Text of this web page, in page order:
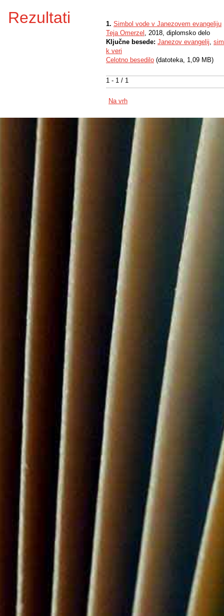
Rezultati
1 - 1 / 1
1. Simbol vode v Janezovem evangeliju
Teja Omerzel , 2018, diplomsko delo
Ključne besede: Janezov evangelij,
k veri
Celotno besedilo (datoteka, 1,09 MB)
Na vrh